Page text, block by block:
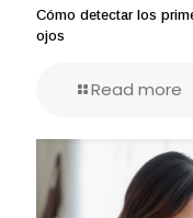
Cómo detectar los
ojos
Read more